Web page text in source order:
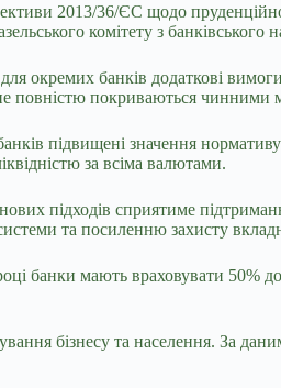
2013/36/ЄС щодо
комітету з банківського
банків додаткові вимоги
повністю покриваються
підвищені значення
за всіма валютами.
підходів сприятиме
та посиленню захисту
банки мають враховувати 50%
бізнесу та населення. За